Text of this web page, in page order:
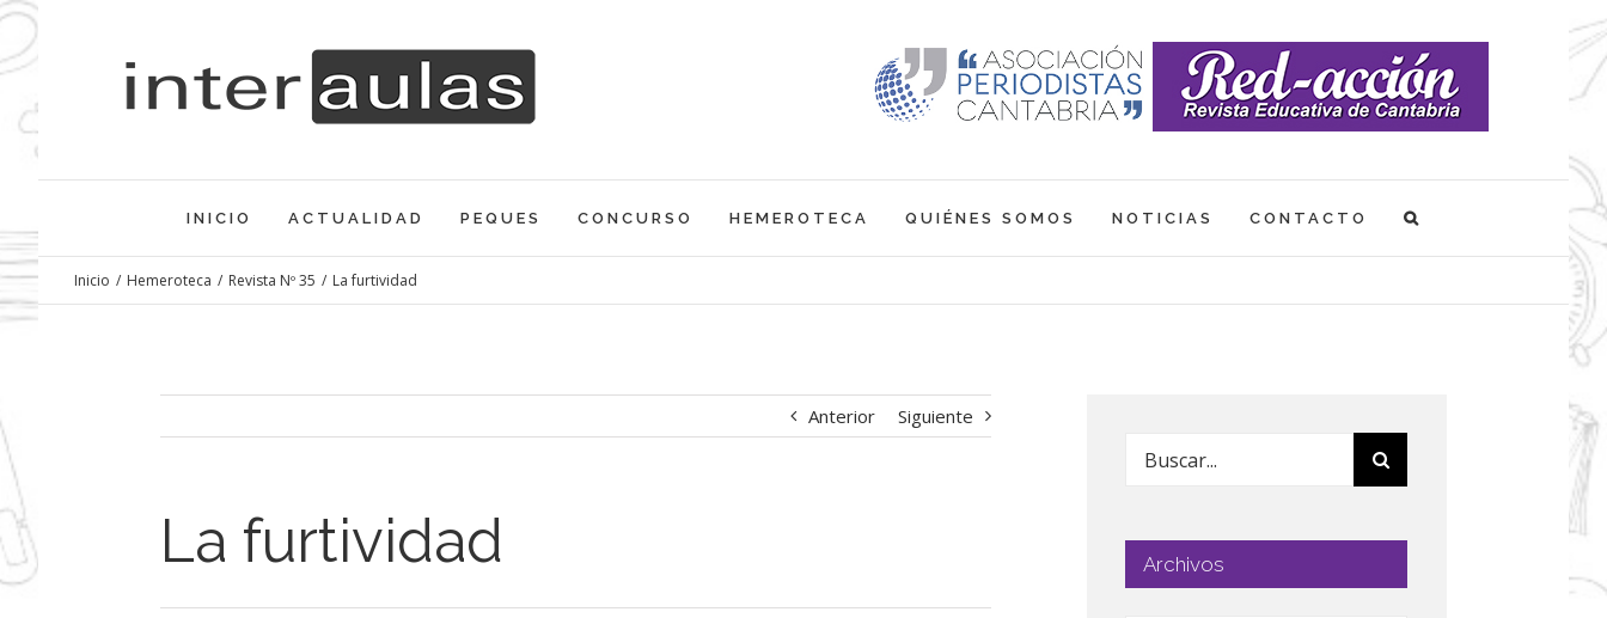
Saltar
al
INICIO ACTUALIDAD PEQUES CONCURSO HEMEROTECA QUIÉNES SOMOS NOTICIAS CONTACTO
Inicio / Hemeroteca / Revista Nº 35 / La furtividad
Anterior Siguiente
La furtividad
Buscar:
Archivos